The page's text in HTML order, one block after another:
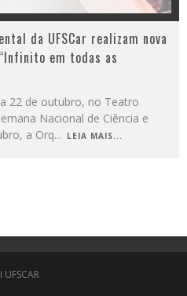
da UFSCar realizam nova
em todas as
22 de outubro, no Teatro
Nacional de Ciência e
a Orq... LEIA MAIS...
UFSCAR